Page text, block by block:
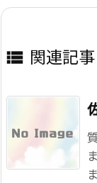
 関連記事